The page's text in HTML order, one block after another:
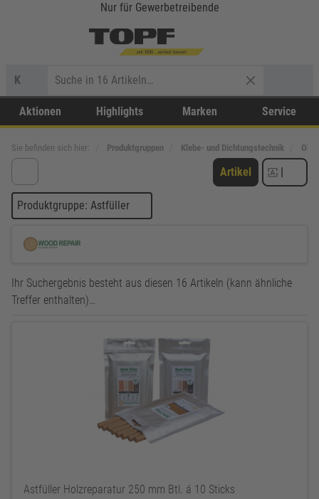
Nur für Gewerbetreibende
K
Aktionen Highlights Marken Service
Sie befinden sich hier: Produktgruppen Klebe- und Dichtungstechnik
Artikel |
Produktgruppe: Astfüller
Ihr Suchergebnis besteht aus diesen 16 Artikeln (kann ähnliche
Treffer enthalten)…
Astfüller Holzreparatur 250 mm Btl. á 10 Sticks